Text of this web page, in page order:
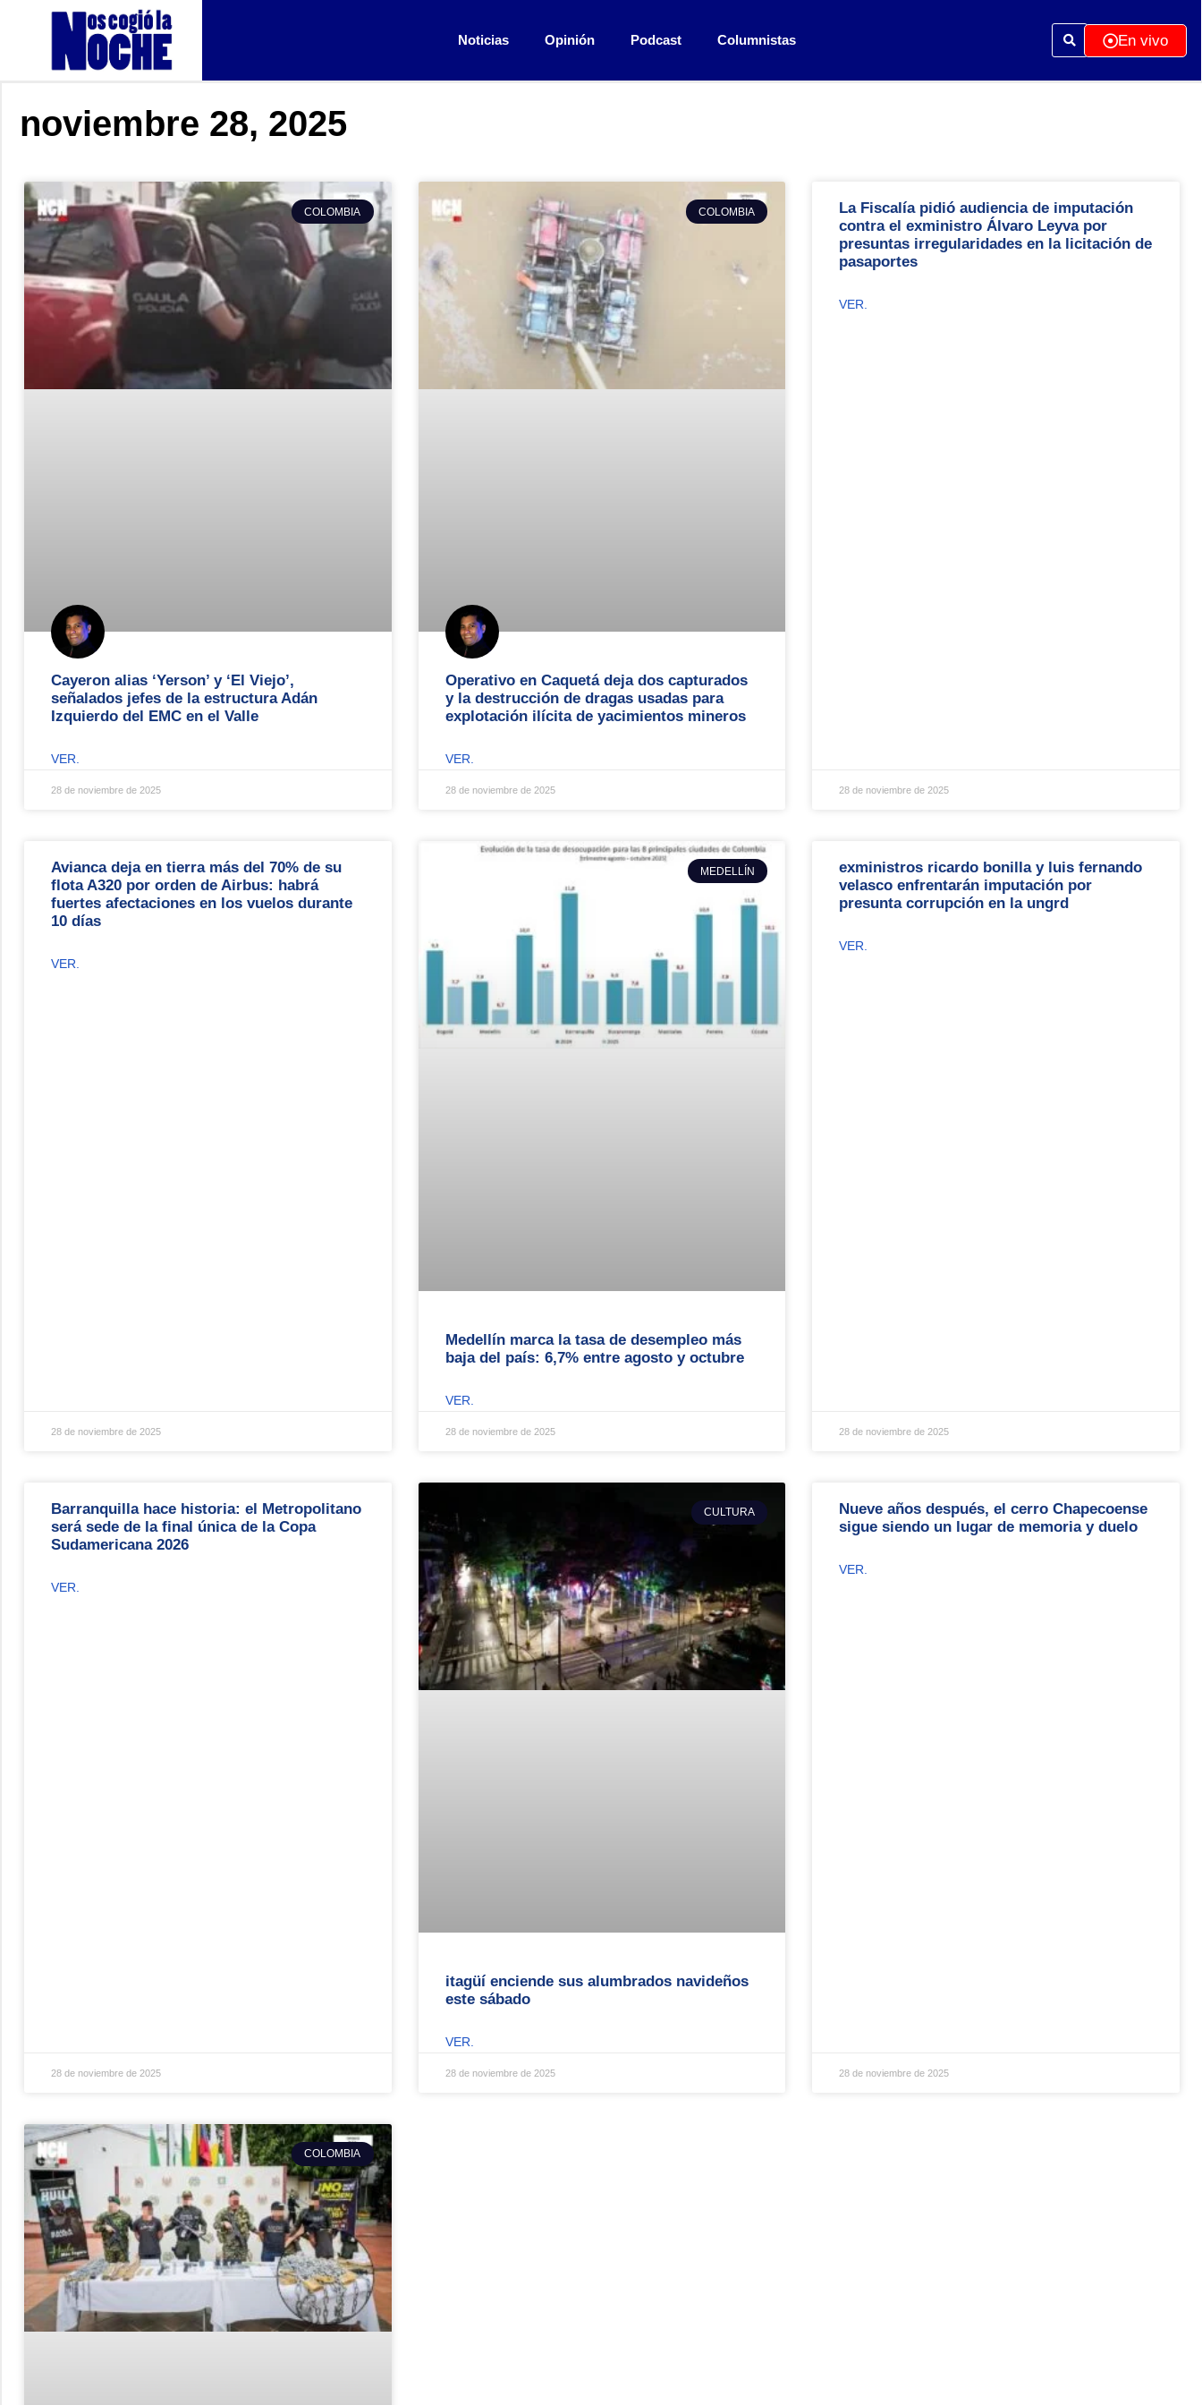
Noticias Opinión Podcast Columnistas En vivo
noviembre 28, 2025
COLOMBIA
Cayeron alias ‘Yerson’ y ‘El Viejo’,
señalados jefes de la estructura Adán
Izquierdo del EMC en el Valle
VER.
28 de noviembre de 2025
COLOMBIA
Operativo en Caquetá deja dos capturados
y la destrucción de dragas usadas para
explotación ilícita de yacimientos mineros
VER.
28 de noviembre de 2025
La Fiscalía pidió audiencia de imputación
contra el exministro Álvaro Leyva por
presuntas irregularidades en la licitación de
pasaportes
VER.
28 de noviembre de 2025
Avianca deja en tierra más del 70% de su
flota A320 por orden de Airbus: habrá
fuertes afectaciones en los vuelos durante
10 días
VER.
28 de noviembre de 2025
MEDELLÍN
Medellín marca la tasa de desempleo más
baja del país: 6,7% entre agosto y octubre
VER.
28 de noviembre de 2025
exministros ricardo bonilla y luis fernando
velasco enfrentarán imputación por
presunta corrupción en la ungrd
VER.
28 de noviembre de 2025
Barranquilla hace historia: el Metropolitano
será sede de la final única de la Copa
Sudamericana 2026
VER.
28 de noviembre de 2025
CULTURA
itagüí enciende sus alumbrados navideños
este sábado
VER.
28 de noviembre de 2025
Nueve años después, el cerro Chapecoense
sigue siendo un lugar de memoria y duelo
VER.
28 de noviembre de 2025
COLOMBIA